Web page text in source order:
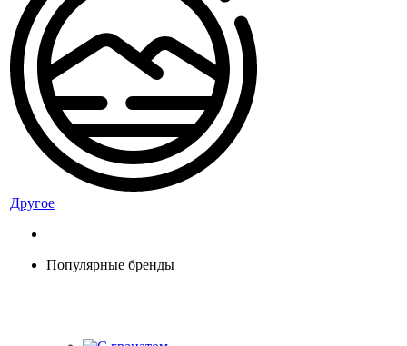
Другое
Популярные бренды